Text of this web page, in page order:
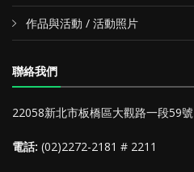
作品與活動 / 活動照片
聯絡我們
22058新北市板橋區大觀路一段59號
電話: (02)2272-2181 # 2211